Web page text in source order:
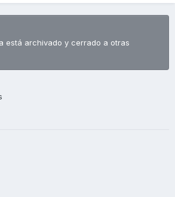
está archivado y cerrado a otras